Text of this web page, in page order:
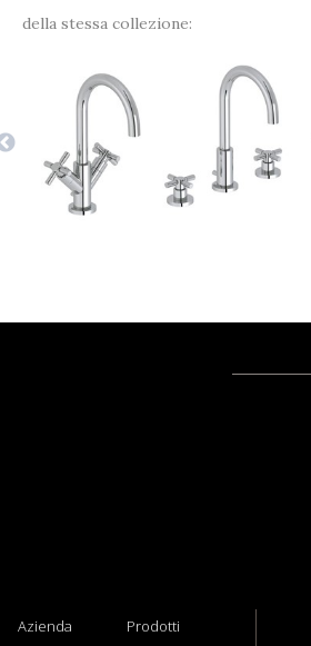
della stessa collezione:
Azienda
Prodotti